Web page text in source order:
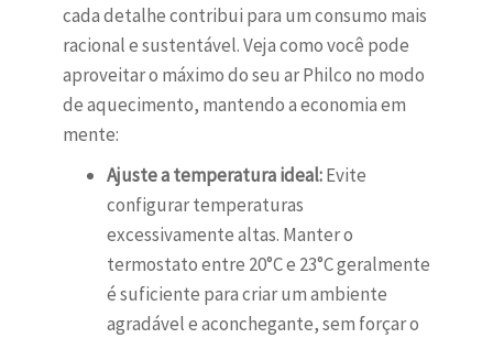
cada detalhe contribui para um consumo mais
racional e sustentável. Veja como você pode
aproveitar o máximo do seu ar Philco no modo
de aquecimento, mantendo a economia em
mente:
Ajuste a temperatura ideal:Evite
configurar temperaturas
excessivamente altas. Manter o
termostato entre 20°C e 23°C geralmente
é suficiente para criar um ambiente
agradável e aconchegante, sem forçar o